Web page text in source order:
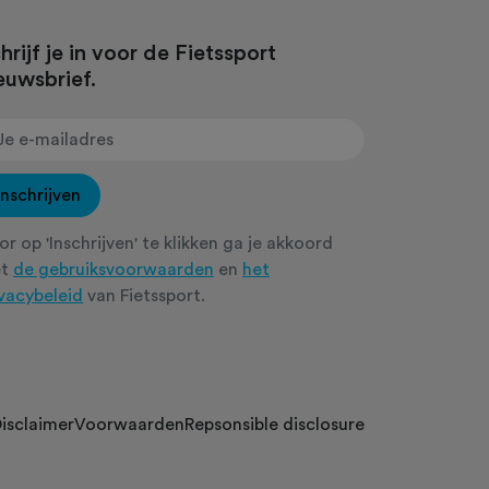
je in voor de Fietssport
Inschrijven
op 'Inschrijven' te klikken ga je akkoord
de gebruiksvoorwaarden en het
van Fietssport.
VoorwaardenRepsonsible disclosure